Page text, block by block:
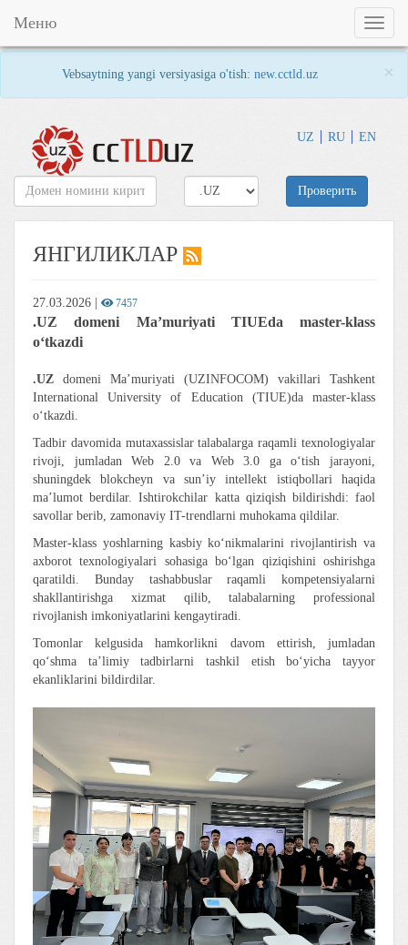
Vebsaytning yangi versiyasiga o'tish: new.cctld.uz ×
UZ RU EN
Toggle
Меню
Проверить
ЯНГИЛИКЛАР
27.03.2026 7457
.UZ domeni Ma’muriyati TIUEda master-klass
o‘tkazdi
.UZ domeni Ma’muriyati (UZINFOCOM) vakillari Tashkent
International University of Education (TIUE)da master-klass
o‘tkazdi.
Tadbir davomida mutaxassislar talabalarga raqamli texnologiyalar
rivoji, jumladan Web 2.0 va Web 3.0 ga o‘tish jarayoni,
shuningdek blokcheyn va sun’iy intellekt istiqbollari haqida
ma’lumot berdilar. Ishtirokchilar katta qiziqish bildirishdi: faol
savollar berib, zamonaviy IT-trendlarni muhokama qildilar.
Master-klass yoshlarning kasbiy ko‘nikmalarini rivojlantirish va
axborot texnologiyalari sohasiga bo‘lgan qiziqishini oshirishga
qaratildi. Bunday tashabbuslar raqamli kompetensiyalarni
shakllantirishga xizmat qilib, talabalarning professional
rivojlanish imkoniyatlarini kengaytiradi.
Tomonlar kelgusida hamkorlikni davom ettirish, jumladan
qo‘shma ta’limiy tadbirlarni tashkil etish bo‘yicha tayyor
ekanliklarini bildirdilar.